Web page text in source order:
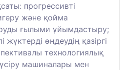
прогрессивті
және қойма
ғылыми ұйымдастыру;
жүктерді өңдеудің қазіргі
технологиялық
машиналары мен